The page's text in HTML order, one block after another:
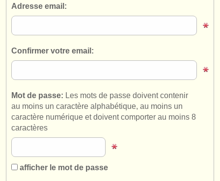
conservatoires
orchestres de jeunes
contactez nous
rss feeds
actualités musique classique
éditeurs:
Adresse email:
Confirmer votre email:
Mot de passe: Les mots de passe doivent contenir
au moins un caractère alphabétique, au moins un
caractère numérique et doivent comporter au moins 8
caractères
afficher le mot de passe